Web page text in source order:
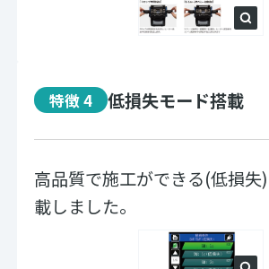
特徴 4 低損失モード搭載
高品質で施工ができる(低損失
載しました。